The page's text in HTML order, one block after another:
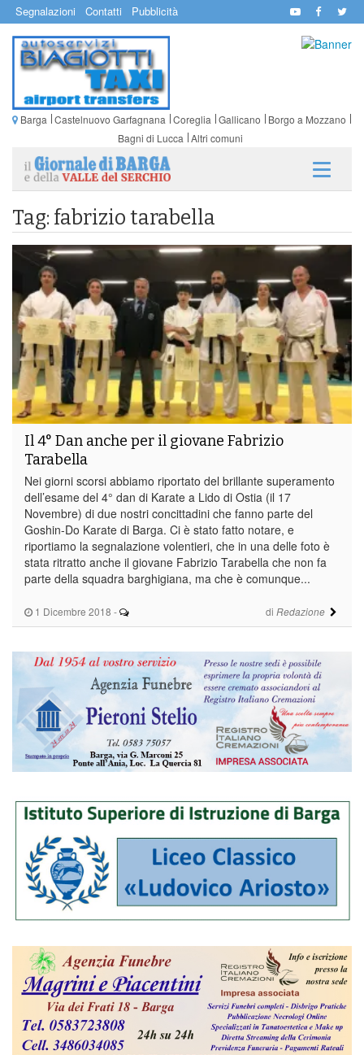
Segnalazioni Contatti Pubblicità
Barga Castelnuovo Garfagnana Coreglia Gallicano
Borgo a Mozzano
Bagni di Lucca Altri comuni
Tag: fabrizio tarabella
1 Dicembre 2018 - di Redazione
Il 4° Dan anche per il giovane Fabrizio
Tarabella
Nei giorni scorsi abbiamo riportato del brillante superamento
dell’esame del 4° dan di Karate a Lido di Ostia (il 17
Novembre) di due nostri concittadini che fanno parte del
Goshin-Do Karate di Barga. Ci è stato fatto notare, e
riportiamo la segnalazione volentieri, che in una delle foto è
stata ritratto anche il giovane Fabrizio Tarabella che non fa
parte della squadra barghigiana, ma che è comunque...